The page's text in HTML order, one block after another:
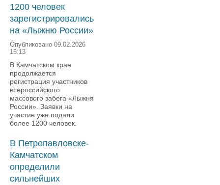
1200 человек
зарегистрировались
на «Лыжню России»
Опубликовано 09.02.2026
15:13
В Камчатском крае
продолжается
регистрация участников
всероссийского
массового забега «Лыжня
России». Заявки на
участие уже подали
более 1200 человек.
В Петропавловске-
Камчатском
определили
сильнейших